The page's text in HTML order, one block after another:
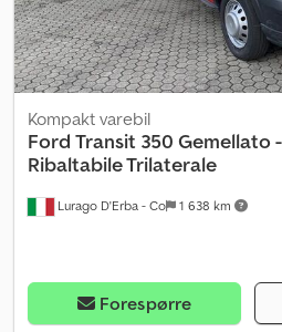
Lurago D'Erba - Co 1 638 km
Kompakt varebil
Ford Transit 350 Gemellato -
Ribaltabile Trilaterale
Forespørre